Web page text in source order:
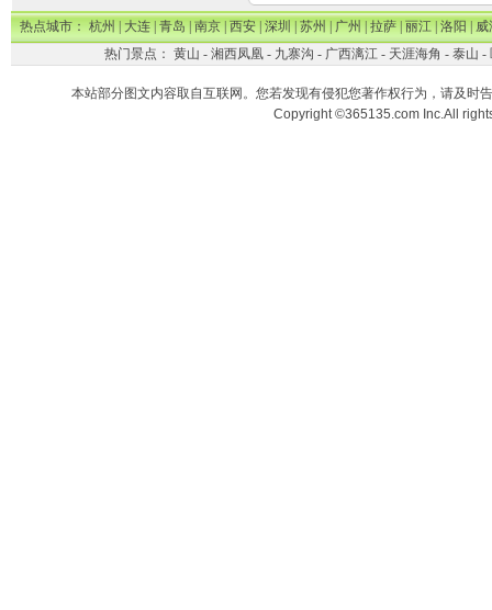
热点城市：杭州|大连|青岛|南京|西安|深圳|苏州|广州|拉萨|丽江|洛阳|威
热门景点： 黄山 - 湘西凤凰- 九寨沟 - 广西漓江- 天涯海角 - 泰山 -
本站部分图文内容取自互联网。您若发现有侵犯您著作权行为，请及时
Copyright ©365135.com Inc.All